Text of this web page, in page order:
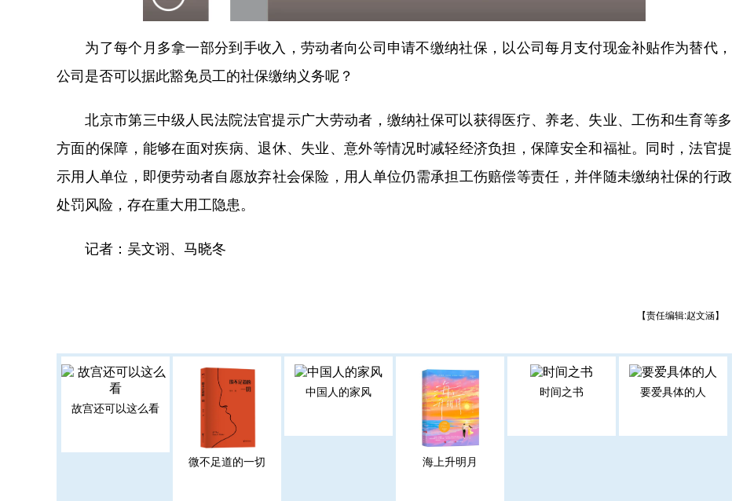
为了每个月多拿一部分到手收入，劳动者向公司申请不缴纳社保，以公司每月支付现金补贴作为替代，
公司是否可以据此豁免员工的社保缴纳义务呢？
北京市第三中级人民法院法官提示广大劳动者，缴纳社保可以获得医疗、养老、失业、工伤和生育等多
方面的保障，能够在面对疾病、退休、失业、意外等情况时减轻经济负担，保障安全和福祉。同时，法官提
示用人单位，即便劳动者自愿放弃社会保险，用人单位仍需承担工伤赔偿等责任，并伴随未缴纳社保的行政
处罚风险，存在重大用工隐患。
记者：吴文诩、马晓冬
【责任编辑:赵文涵】
故宫还可以这么看
微不足道的一切
中国人的家风
海上升明月
时间之书 要爱具体的人